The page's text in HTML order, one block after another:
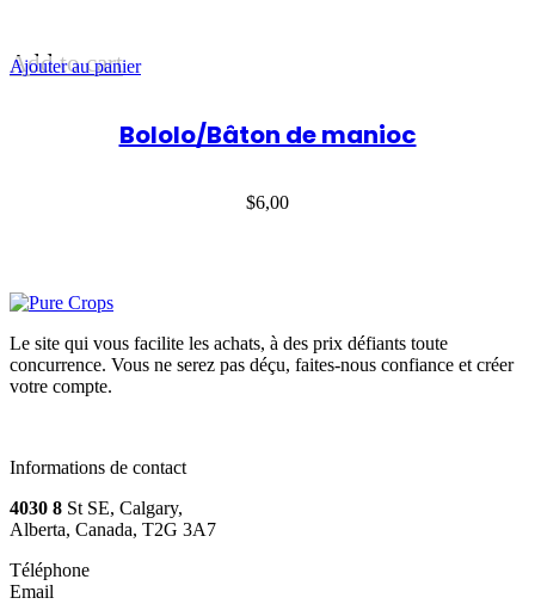
Add to cart
Ajouter au panier
Bololo/Bâton de manioc
$6,00
Le site qui vous facilite les achats, à des prix défiants toute
concurrence. Vous ne serez pas déçu, faites-nous confiance et créer
votre compte.
Informations de contact
4030 8 St SE, Calgary,
Alberta, Canada, T2G 3A7
Téléphone
Email